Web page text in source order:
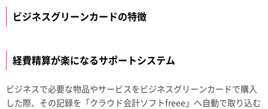
ビジネスグリーンカードの特徴
経費精算が楽になるサポートシステム
ビジネスで必要な物品やサービスをビジネスグリーンカードで購入
した際、その記録を「クラウド会計ソフトfreee」へ自動で取り込む